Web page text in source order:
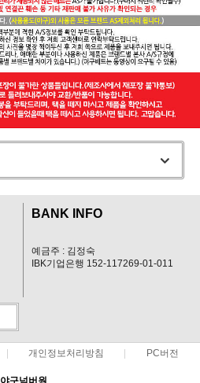
BANK INFO
예금주 : 김정숙
IBK기업은행 152-117269-01-011
개인정보처리방침 PC버전
야구넘버원